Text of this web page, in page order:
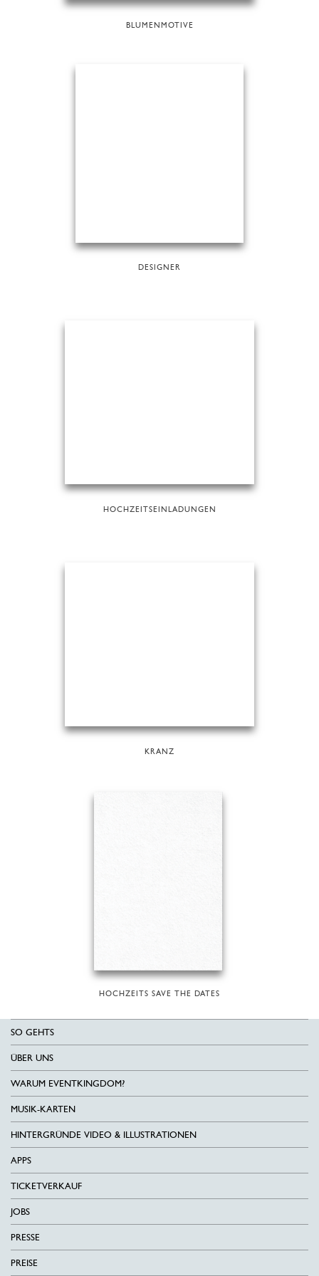
BLUMENMOTIVE
DESIGNER
HOCHZEITSEINLADUNGEN
KRANZ
HOCHZEITS SAVE THE DATES
SO GEHTS
ÜBER UNS
WARUM EVENTKINGDOM?
MUSIK-KARTEN
HINTERGRÜNDE VIDEO & ILLUSTRATIONEN
APPS
TICKETVERKAUF
JOBS
PRESSE
PREISE